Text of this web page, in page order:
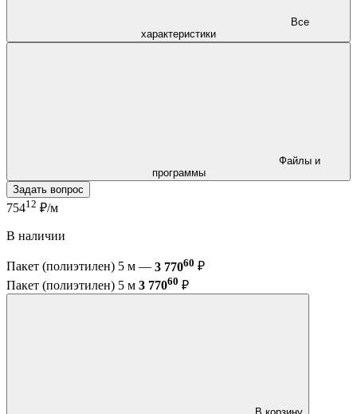
характеристики
программы
Задать вопрос
75412 ₽/м
В наличии
Пакет (полиэтилен) 5 м — 3 77060 ₽
Пакет (полиэтилен) 5 м 3 77060 ₽